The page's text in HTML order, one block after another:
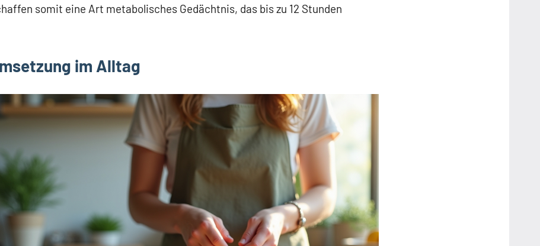
somit eine Art metabolisches Gedächtnis, das bis zu 12 Stunden
im Alltag